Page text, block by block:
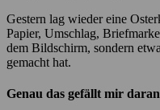
Gestern lag wieder eine
Papier, Umschlag,
dem Bildschirm, sondern
gemacht hat.
Genau das gefällt mir daran